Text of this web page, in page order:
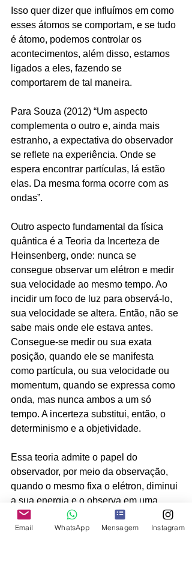
Isso quer dizer que influímos em como
esses átomos se comportam, e se tudo
é átomo, podemos controlar os
acontecimentos, além disso, estamos
ligados a eles, fazendo se
comportarem de tal maneira.
Para Souza (2012) “Um aspecto
complementa o outro e, ainda mais
estranho, a expectativa do observador
se reflete na experiência. Onde se
espera encontrar partículas, lá estão
elas. Da mesma forma ocorre com as
ondas”.
Outro aspecto fundamental da física
quântica é a Teoria da Incerteza de
Heinsenberg, onde: nunca se
consegue observar um elétron e medir
sua velocidade ao mesmo tempo. Ao
incidir um foco de luz para observá-lo,
sua velocidade se altera. Então, não se
sabe mais onde ele estava antes.
Consegue-se medir ou sua exata
posição, quando ele se manifesta
como partícula, ou sua velocidade ou
momentum, quando se expressa como
onda, mas nunca ambos a um só
tempo. A incerteza substitui, então, o
determinismo e a objetividade.
Essa teoria admite o papel do
observador, por meio da observação,
quando o mesmo fixa o elétron, diminui
a sua energia e o observa em uma
determinada posição. Podemos
considerar que o observador provoca o
Email WhatsApp Mensagem Instagram